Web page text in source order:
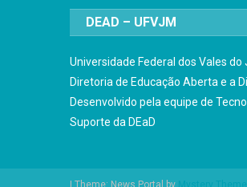
DEAD – UFVJM
Universidade Federal dos Vales
Diretoria de Educação Aberta e a
Desenvolvido pela equipe de
Suporte da DEaD
Theme: News Portal by Mystery